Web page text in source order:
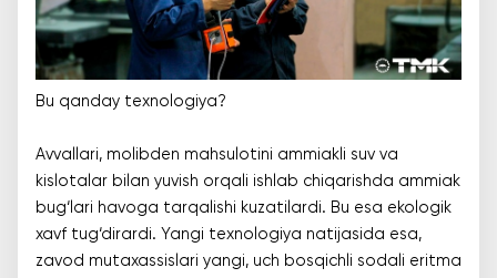
Bu qanday texnologiya?
Avvallari, molibden mahsulotini ammiakli suv va
kislotalar bilan yuvish orqali ishlab chiqarishda ammiak
bug‘lari havoga tarqalishi kuzatilardi. Bu esa ekologik
xavf tug‘dirardi. Yangi texnologiya natijasida esa,
zavod mutaxassislari yangi, uch bosqichli sodali eritma